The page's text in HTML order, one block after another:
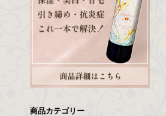
商品カテゴリー